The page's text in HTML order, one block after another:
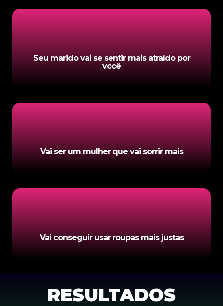
Seu marido vai se sentir mais atraído por
você
Vai ser um mulher que vai sorrir mais
Vai conseguir usar roupas mais justas
RESULTADOS